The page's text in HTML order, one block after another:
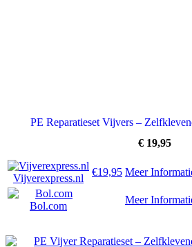
PE Reparatieset Vijvers –
€ 19,95
Vijverexpress.nl
€19,95 Meer
Bol.com
Meer